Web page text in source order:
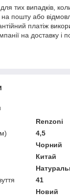
тих випадків,
пошту або
платіж
на доставку і
Renzoni
4,5
Чорний
Китай
41
Новий